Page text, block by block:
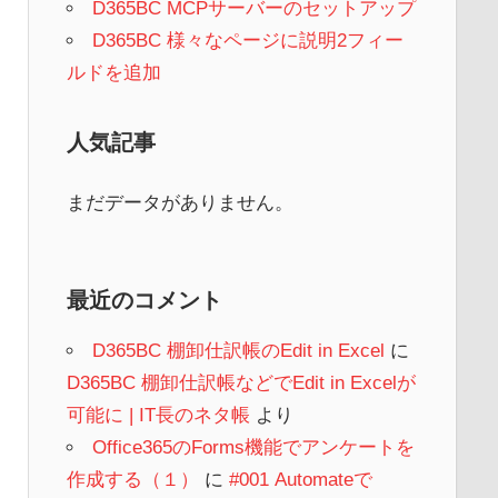
D365BC MCPサーバーのセットアップ
D365BC 様々なページに説明2フィー
ルドを追加
人気記事
まだデータがありません。
最近のコメント
D365BC 棚卸仕訳帳のEdit in Excel に
D365BC 棚卸仕訳帳などでEdit in Excelが
可能に | IT長のネタ帳 より
Office365のForms機能でアンケートを
作成する（１）
に #001 Automateで